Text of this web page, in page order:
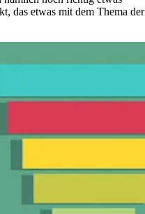
das etwas mit dem Thema der